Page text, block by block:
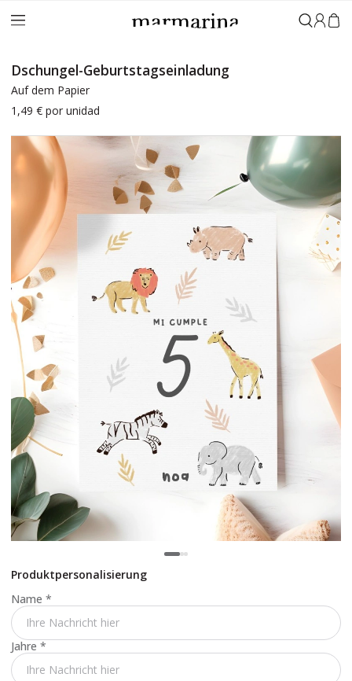
Dschungel-Geburtstagseinladung
Auf dem Papier
1,49 € por unidad
Produktpersonalisierung
Name *
Jahre *